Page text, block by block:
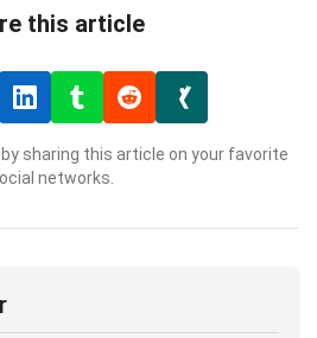
this article
sharing this article on your favorite
networks.